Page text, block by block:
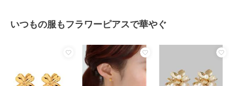
いつもの服もフラワーピアスで華やぐ